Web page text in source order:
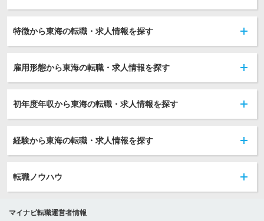
特徴から東海の転職・求人情報を探す
雇用形態から東海の転職・求人情報を探す
初年度年収から東海の転職・求人情報を探す
経験から東海の転職・求人情報を探す
転職ノウハウ
マイナビ転職運営者情報